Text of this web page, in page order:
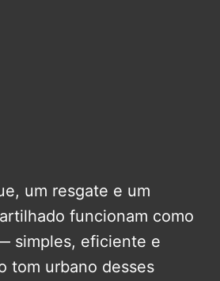
um resgate e um
funcionam como
simples, eficiente e
tom urbano desses